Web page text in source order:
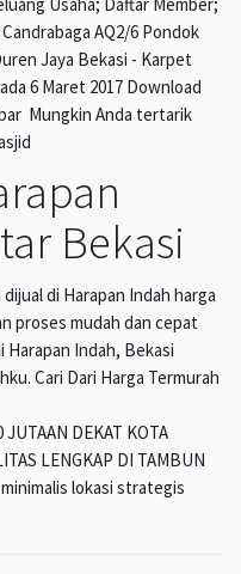
AQ2/6 Pondok
Jaya Bekasi - Karpet
6 Maret 2017 Download
Mungkin Anda tertarik
Bekasi
di Harapan Indah harga
proses mudah dan cepat
Harapan Indah, Bekasi
Cari Dari Harga Termurah
JUTAAN DEKAT KOTA
LENGKAP DI TAMBUN
lokasi strategis